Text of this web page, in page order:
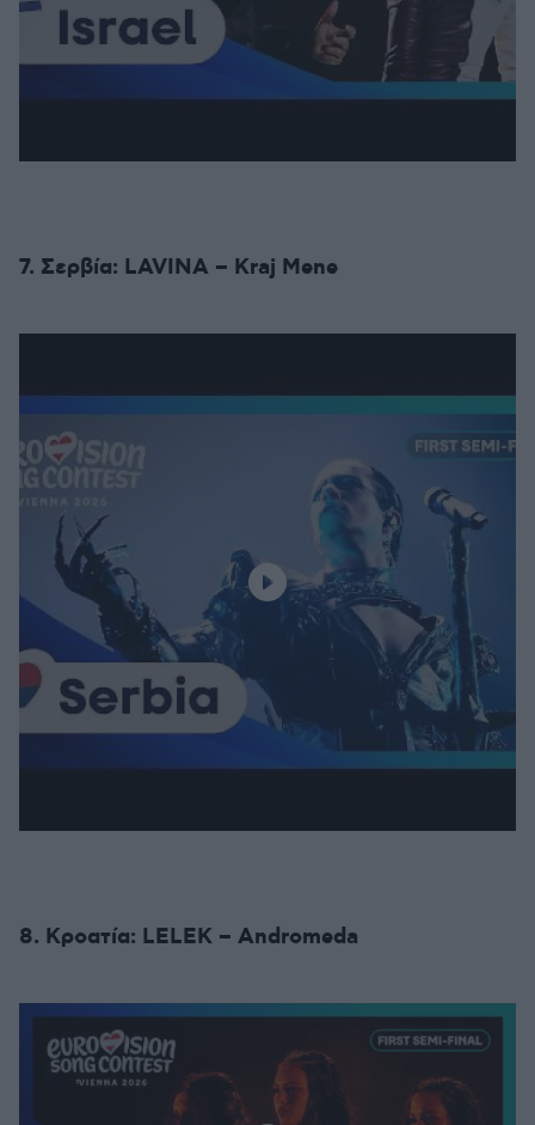
7. Σερβία: LAVINA – Kraj Mene
8. Κροατία: LELEK – Andromeda